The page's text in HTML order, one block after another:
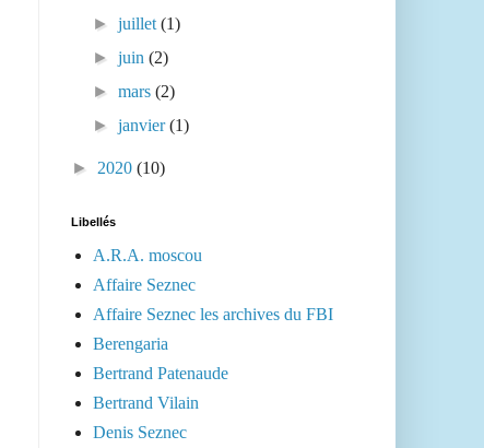
►juillet(1)
►juin(2)
►mars(2)
►janvier(1)
► 2020 (10)
Libellés
A.R.A. moscou
Affaire Seznec
Affaire Seznec les archives du FBI
Berengaria
Bertrand Patenaude
Bertrand Vilain
Denis Seznec